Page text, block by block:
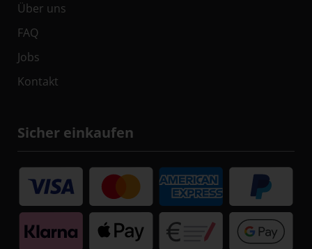
Über uns
FAQ
Jobs
Kontakt
Sicher einkaufen